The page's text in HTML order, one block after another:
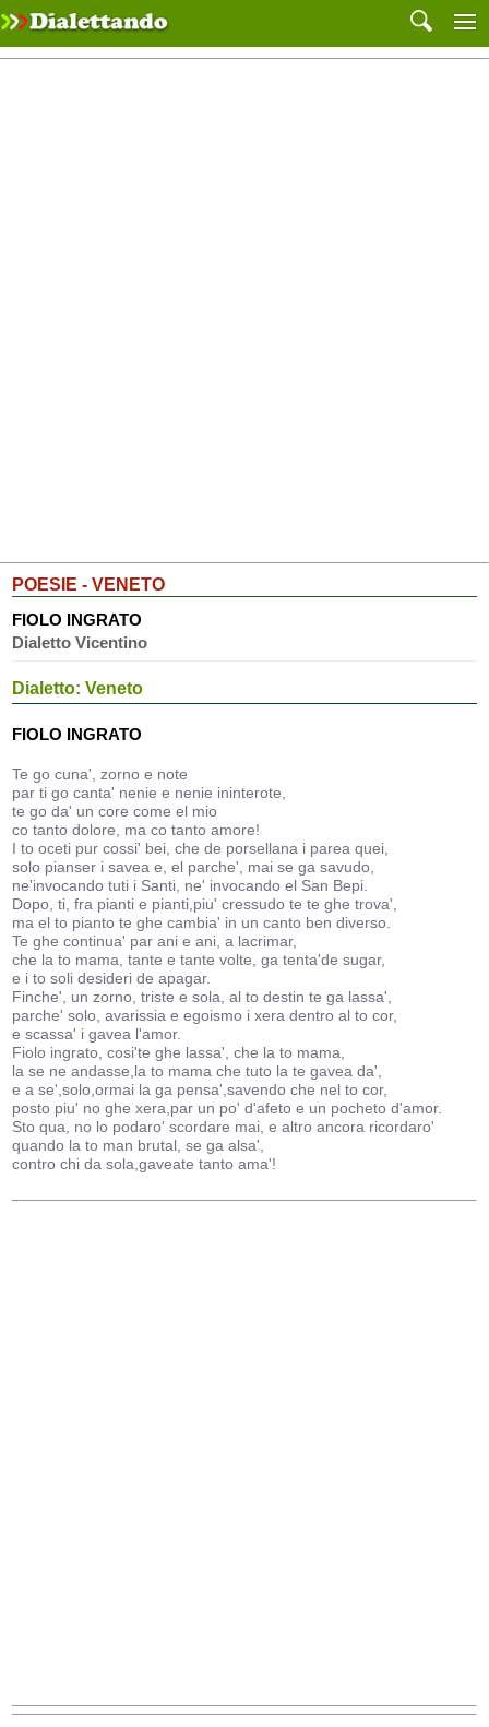
POESIE - VENETO
FIOLO INGRATO
Dialetto Vicentino
Dialetto: Veneto
FIOLO INGRATO
Te go cuna', zorno e note
par ti go canta' nenie e nenie ininterote,
te go da' un core come el mio
co tanto dolore, ma co tanto amore!
I to oceti pur cossi' bei, che de porsellana i parea quei,
solo pianser i savea e, el parche', mai se ga savudo,
ne'invocando tuti i Santi, ne' invocando el San Bepi.
Dopo, ti, fra pianti e pianti,piu' cressudo te te ghe trova',
ma el to pianto te ghe cambia' in un canto ben diverso.
Te ghe continua' par ani e ani, a lacrimar,
che la to mama, tante e tante volte, ga tenta'de sugar,
e i to soli desideri de apagar.
Finche', un zorno, triste e sola, al to destin te ga lassa',
parche' solo, avarissia e egoismo i xera dentro al to cor,
e scassa' i gavea l'amor.
Fiolo ingrato, cosi'te ghe lassa', che la to mama,
la se ne andasse,la to mama che tuto la te gavea da',
e a se',solo,ormai la ga pensa',savendo che nel to cor,
posto piu' no ghe xera,par un po' d'afeto e un pocheto d'amor.
Sto qua, no lo podaro' scordare mai, e altro ancora ricordaro'
quando la to man brutal, se ga alsa',
contro chi da sola,gaveate tanto ama'!